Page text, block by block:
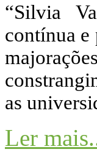
“Silvia
contínua e
as
Ler